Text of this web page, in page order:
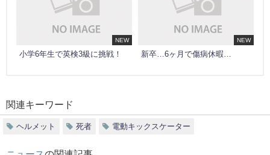
NEW
小学6年生で英検3級に挑戦！
NEW
新卒…6ヶ月で傷病休暇…
関連キーワード
ヘルメット 死者 電動キックスケーター